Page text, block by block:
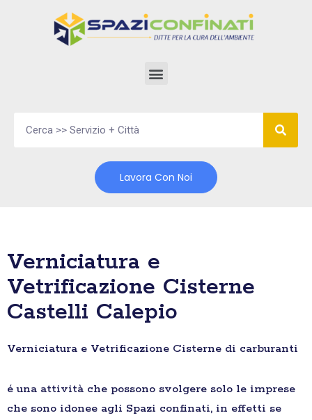
Lavora Con Noi
Verniciatura e
Vetrificazione Cisterne
Castelli Calepio
Verniciatura e Vetrificazione Cisterne di carburanti
é una attività che possono svolgere solo le imprese
che sono idonee agli Spazi confinati, in effetti se